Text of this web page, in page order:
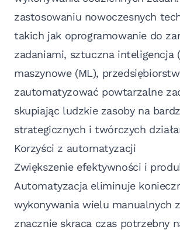
zastosowaniu nowoczesnych
takich jak oprogramowanie do
zadaniami, sztuczna inteligencja
maszynowe (ML),
zautomatyzować powtarzalne
skupiając ludzkie zasoby na
strategicznych i twórczych
Korzyści z automatyzacji
Zwiększenie efektywności i
Automatyzacja eliminuje
wykonywania wielu manualnych
znacznie skraca czas potrzebny